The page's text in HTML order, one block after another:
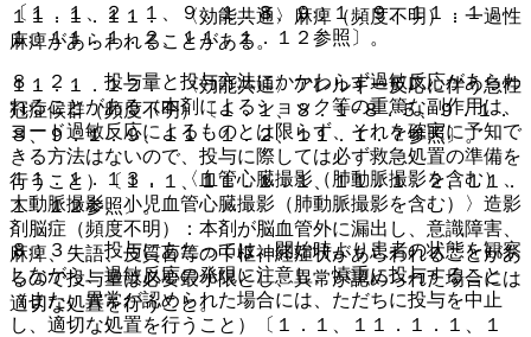
〔１．１、２．１、９．１．８、９．１．９、１１．１．
１、１１．１．２、１１．１．１２参照〕。
８．２． 投与量と投与方法にかかわらず過敏反応があらわ
れることがある（本剤によるショック等の重篤な副作用は、
ヨード過敏反応によるものとは限らず、それを確実に予知で
きる方法はないので、投与に際しては必ず救急処置の準備を
行うこと）〔１．１、１１．１．１、１１．１．２、１１．
１．１２参照〕。
８．３． 投与にあたっては、開始時より患者の状態を観察
しながら、過敏反応の発現に注意し、慎重に投与すること
（また、異常が認められた場合には、ただちに投与を中止
し、適切な処置を行うこと）〔１．１、１１．１．１、１
１１．１．１１． 〈効能共通〉麻痺（頻度不明）：一過性
麻痺があらわれることがある。
１１．１．１２． 〈効能共通〉アレルギー反応に伴う急性
冠症候群（頻度不明）〔１．１、８．１−８．５、９．１．
８、９．１．９、１１．１．２、１１．１．７参照〕。
１１．１．１３． 〈血管心臓撮影（肺動脈撮影を含む）、
大動脈撮影、小児血管心臓撮影（肺動脈撮影を含む）〉造影
剤脳症（頻度不明）：本剤が脳血管外に漏出し、意識障害、
麻痺、失語、皮質盲等の中枢神経症状があらわれることがあ
るので投与量は必要最小限とし、異常が認められた場合には
適切な処置を行うこと。